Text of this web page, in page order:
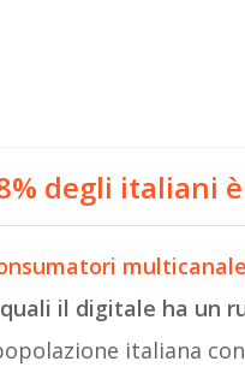
degli italiani
multicanale
il digitale ha un
italiana